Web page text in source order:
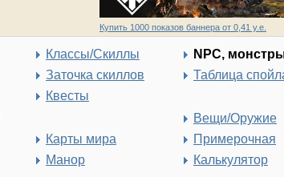
Купить 1000 показов баннера от 0,41 у.е.
Классы/Скиллы
Заточка скиллов
Квесты
Карты мира
Манор
NPC,
Таблица
Вещи/Оружие
Примерочная
Калькулятор